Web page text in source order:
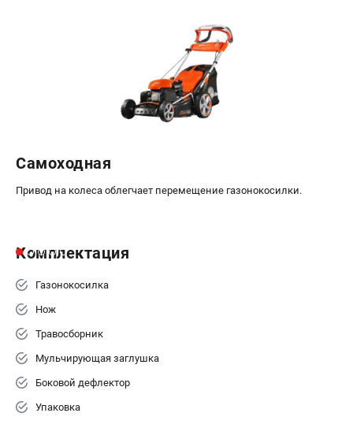
Самоходная
Привод на колеса облегчает перемещение газонокосилки.
Комплектация
Газонокосилка
Нож
Травосборник
Мульчирующая заглушка
Боковой дефлектор
Упаковка